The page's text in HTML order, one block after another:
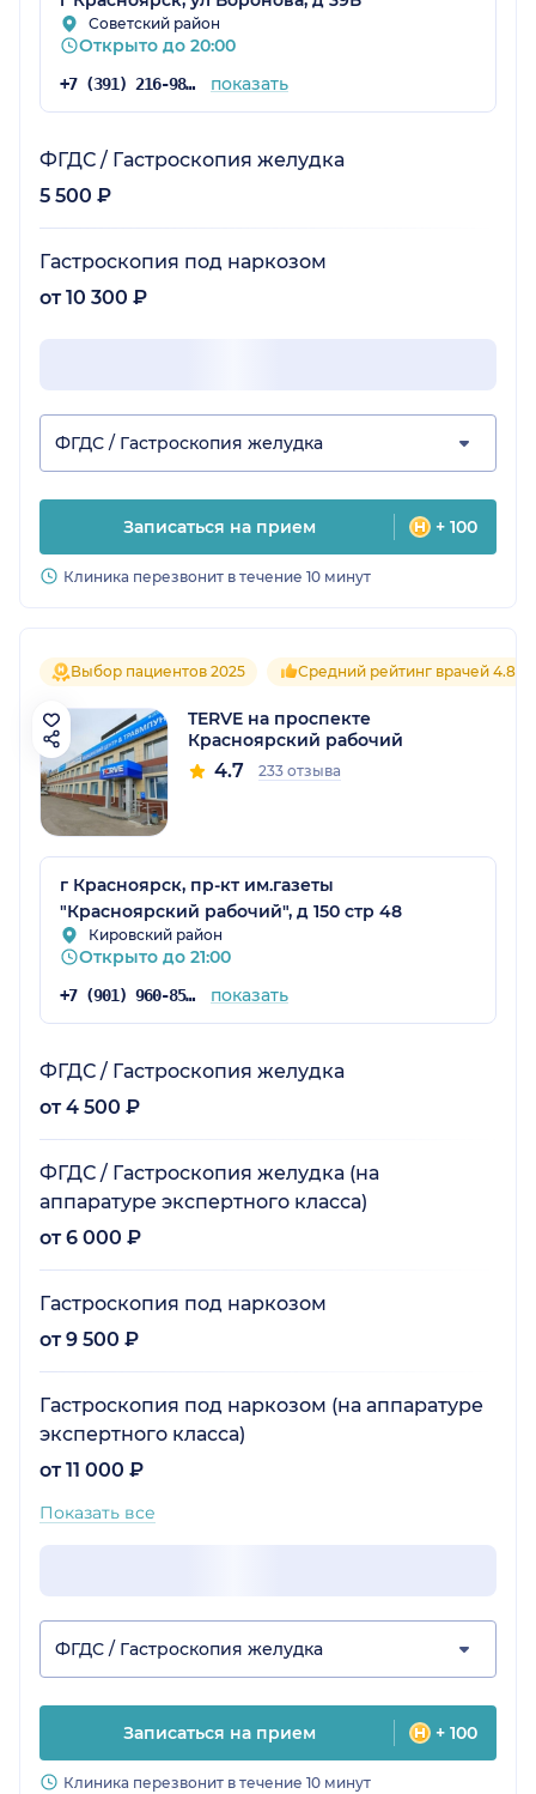
Советский район
Открыто до 20:00
+7 (391) 216-98-61 показать
ФГДС / Гастроскопия желудка
5 500 ₽
Гастроскопия под наркозом
от 10 300 ₽
ФГДС / Гастроскопия желудка
Записаться на прием + 100
Клиника перезвонит в течение 10 минут
Выбор пациентов 2025 Средний рейтинг врачей 4.8
TERVE на проспекте
Красноярский рабочий
4.7 233 отзыва
г Красноярск, пр-кт им.газеты
"Красноярский рабочий", д 150 стр 48
Кировский район
Открыто до 21:00
+7 (901) 960-85-93 показать
ФГДС / Гастроскопия желудка
от 4 500 ₽
ФГДС / Гастроскопия желудка (на
аппаратуре экспертного класса)
от 6 000 ₽
Гастроскопия под наркозом
от 9 500 ₽
Гастроскопия под наркозом (на аппаратуре
экспертного класса)
от 11 000 ₽
Показать все
ФГДС / Гастроскопия желудка
Записаться на прием + 100
Клиника перезвонит в течение 10 минут